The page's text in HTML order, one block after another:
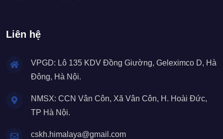
Liên hệ
VPGD: Lô 135 KDV Đồng Giường, Geleximco D, Hà
Đông, Hà Nội.
NMSX: CCN Vân Côn, Xã Vân Côn, H. Hoài Đức,
TP Hà Nội.
cskh.himalaya@gmail.com